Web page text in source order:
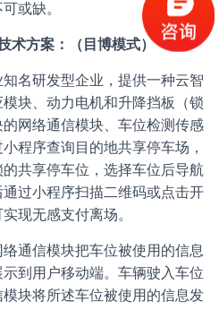
或缺。
术方案：（目博模式）
名研发型企业，提供一种云智
块、动力电机和升降挡板（锁
网络通信模块、车位检测传感
程序查询目的地共享停车场，
共享停车位，选择车位后导航
过小程序扫描二维码或点击开
现无感支付离场。
通信模块把车位被使用的信息
到用户移动端。车辆驶入车位
块将所述车位被使用的信息发